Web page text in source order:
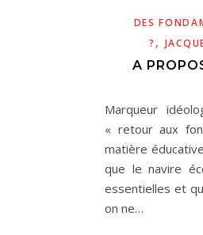
DES
? ,
A
Marqueur
« retour aux
matière
que le navire
essentielles et
on ne…